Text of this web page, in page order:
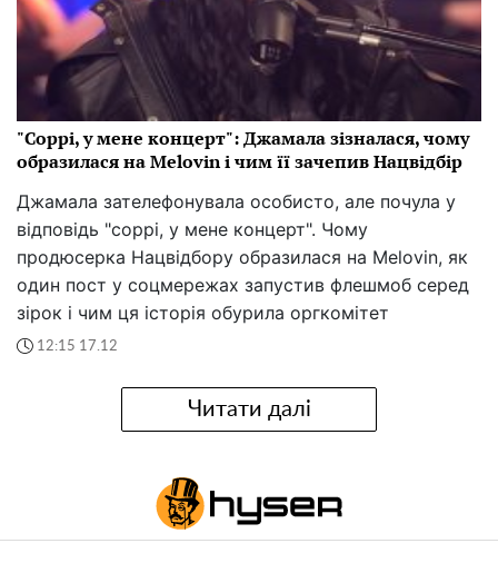
"Соррі, у мене концерт": Джамала зізналася, чому
образилася на Melovin і чим її зачепив Нацвідбір
Джамала зателефонувала особисто, але почула у
відповідь "соррі, у мене концерт". Чому
продюсерка Нацвідбору образилася на Melovin, як
один пост у соцмережах запустив флешмоб серед
зірок і чим ця історія обурила оргкомітет
12:15 17.12
Читати далі